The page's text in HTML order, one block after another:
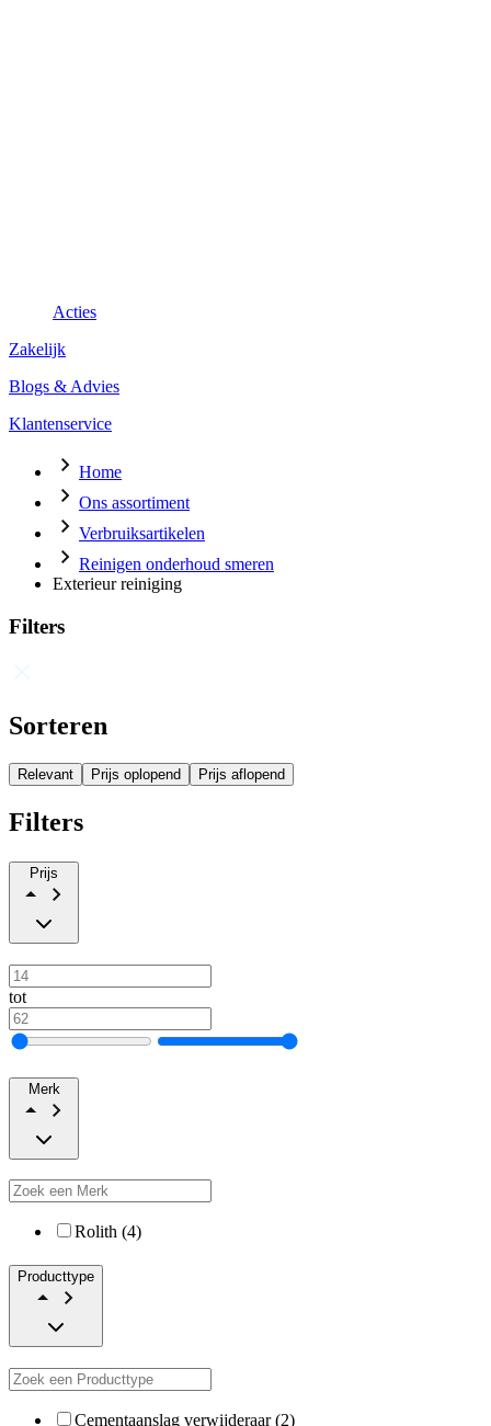
Acties
Zakelijk
Blogs & Advies
Klantenservice
Home
Ons assortiment
Verbruiksartikelen
Reinigen onderhoud smeren
Exterieur reiniging
Filters
Sorteren
Relevant Prijs oplopend Prijs aflopend
Filters
Prijs
tot
Merk
Rolith (4)
Producttype
Cementaanslag verwijderaar (2)